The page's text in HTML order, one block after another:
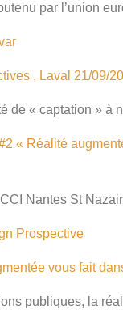
par l’union
, Laval 21/09/
de « captation » à
« Réalité
Nantes St
Prospective
vous fait
publiques, la